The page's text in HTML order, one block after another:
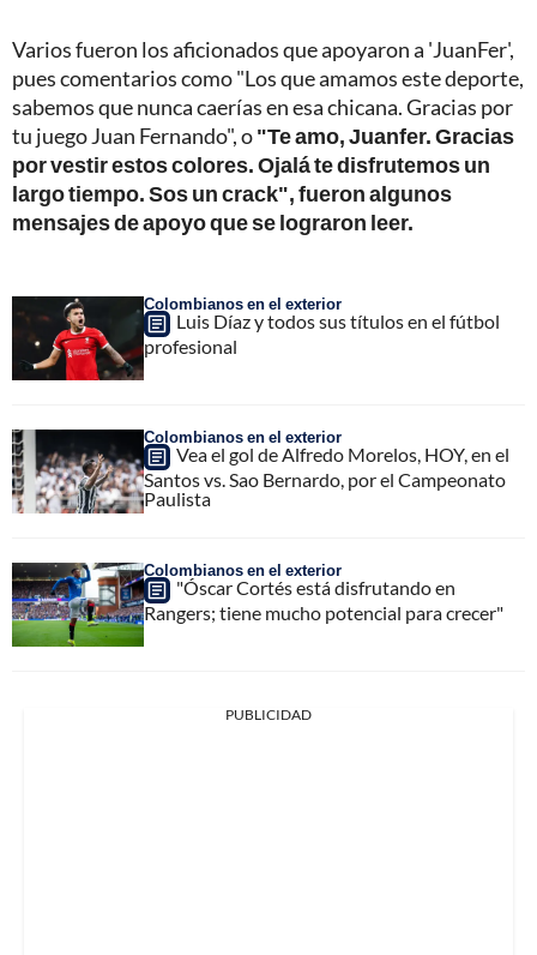
Varios fueron los aficionados que apoyaron a 'JuanFer',
pues comentarios como "Los que amamos este deporte,
sabemos que nunca caerías en esa chicana. Gracias por
tu juego Juan Fernando", o"Te amo, Juanfer. Gracias
por vestir estos colores. Ojalá te disfrutemos un
largo tiempo. Sos un crack", fueron algunos
mensajes de apoyo que se lograron leer.
Colombianos en el exterior
Luis Díaz y todos sus títulos en el fútbol
profesional
Colombianos en el exterior
Vea el gol de Alfredo Morelos, HOY, en el
Santos vs. Sao Bernardo, por el Campeonato
Paulista
Colombianos en el exterior
"Óscar Cortés está disfrutando en
Rangers; tiene mucho potencial para crecer"
PUBLICIDAD